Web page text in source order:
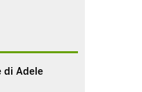
di Adele